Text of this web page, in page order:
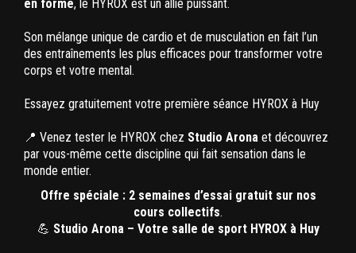
en forme, le HYROX est un allié puissant.
Son mélange unique de cardio et de musculation en fait l’un
des entraînements les plus efficaces pour transformer votre
corps et votre mental.
Essayez gratuitement votre première séance HYROX à Huy
📍 Venez tester le HYROX chez Studio Arona et découvrez
par vous-même cette discipline qui fait sensation dans le
monde entier.
Offre spéciale : 2 semaines d’essai gratuit sur nos
cours collectifs.
💪 Studio Arona – Votre salle de sport HYROX à Huy